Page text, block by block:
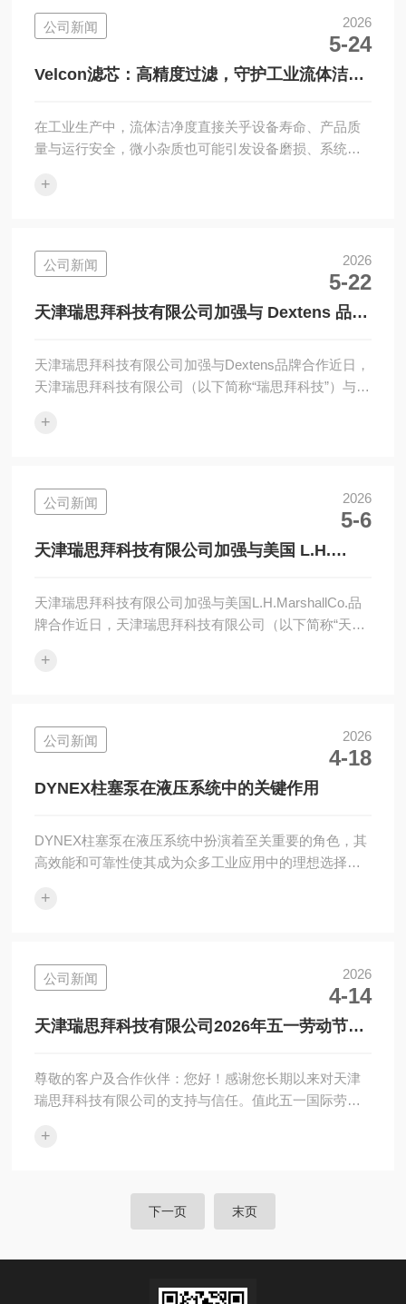
建立长期代理合作。依托天津口岸进出口优势，可实现
现货备货、快速订货、定制对接一站式服务，帮国内制
造企业省去海外寻源、报关繁琐流程。2.美国
Harcourt（哈考特）品牌小档案1999...
公司新闻 2026
5-24
Velcon滤芯：高精度过滤，守护工业流体洁净
在工业生产中，流体洁净度直接关乎设备寿命、产品质
量与运行安全，微小杂质也可能引发设备磨损、系统故
成为工业流体净化的核心防线，从多维度为工业生产筑
的创新设计。其采用不锈钢烧结网、金属纤维毡、玻璃
纤维等多元滤材，兼顾强度与过滤效率。不锈钢网耐高
温、易清洗，适合粗过滤；金属毡呈迷宫式三维结构，
纳污能力强，适配深层过滤；玻璃纤维精...
+
公司新闻 2026
5-22
天津瑞思拜科技有限公司加强与 Dextens 品牌
天津瑞思拜科技有限公司加强与Dextens品牌合作近日，
天津瑞思拜科技有限公司（以下简称“瑞思拜科技”）与瑞
作，依托双方优势资源，将瑞士高精度气体传感技术引
级。关于瑞思拜科技：小众渠道的进口工业品专家瑞思
拜科技坐落于天津西青高新区，是一家具备正规进出口
资质的专业进口渠道商。公司核心优势在于小众渠道开
发，擅长挖掘并引入海外...
+
公司新闻 2026
5-6
天津瑞思拜科技有限公司加强与美国 L.H.
天津瑞思拜科技有限公司加强与美国L.H.MarshallCo.品
牌合作近日，天津瑞思拜科技有限公司（以下简称“天津
称“Marshall”）深化品牌合作，依托双方资源优势，为国
司天津瑞思拜科技有限公司坐落于天津西青高新区，是
一家具备进出口资质的专业进口渠道商天津瑞思拜科技
有限公司。公司深耕工业设备与仪器仪表领域，核心优
势在于擅长开...
+
公司新闻 2026
4-18
DYNEX柱塞泵在液压系统中的关键作用
DYNEX柱塞泵在液压系统中扮演着至关重要的角色，其
高效能和可靠性使其成为众多工业应用中的理想选择。
在需要精确控制和*动力的液压系统中得到了广泛应用。
念注重效率和耐用性。在液压系统中，泵的性能直接影
响到整个系统的工作效率。它采用了先进的设计和材
料，能够在高压环境下长时间稳定运行。其独特的柱塞
设计能够有效减少泄漏，提高系统的整体效率...
+
公司新闻 2026
4-14
天津瑞思拜科技有限公司2026年五一劳动节放
尊敬的客户及合作伙伴：您好！感谢您长期以来对天津
瑞思拜科技有限公司的支持与信任。值此五一国际劳动
实际运营情况，现将2026年五一劳动节假期服务安排通
复日常办公节奏。二、服务安排1.假期期间，我司线上
及线下询报价服务正常受理，您可通过常规渠道提交需
+
下一页 末页